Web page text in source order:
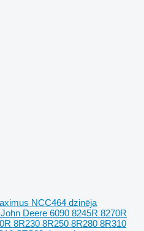
NCC464 dzinēja
Deere 6090 8245R 8270R
8R230 8R250 8R280 8R310